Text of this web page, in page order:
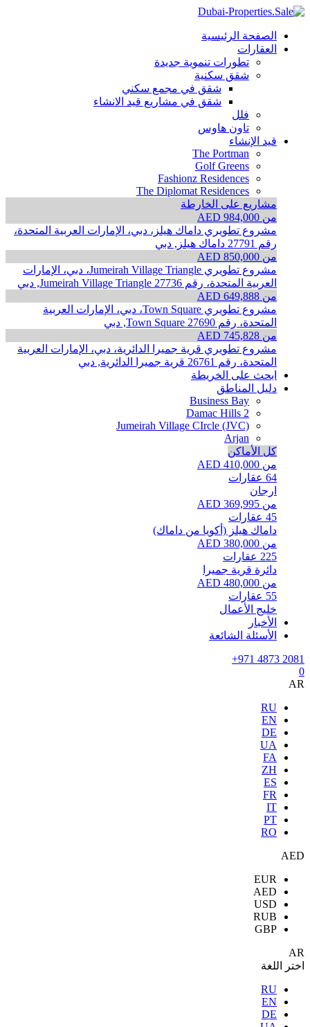
الصفحة الرئيسية
العقارات
تطورات تنموية جديدة
شقق سكنية
شقق في مجمع سكني
شقق في مشاريع قيد الانشاء
فلل
تاون هاوس
قيد الإنشاء
The Portman
Golf Greens
Fashionz Residences
The Diplomat Residences
مشاريع على الخارطة
من AED 984,000
مشروع تطويري داماك هيلز، دبي، الإمارات العربية المتحدة،
رقم 27791
داماك هيلز, دبي
من AED 850,000
مشروع تطويري Jumeirah Village Triangle، دبي، الإمارات
العربية المتحدة، رقم 27736
Jumeirah Village Triangle, دبي
من AED 649,888
مشروع تطويري Town Square، دبي، الإمارات العربية
المتحدة، رقم 27690
Town Square, دبي
من AED 745,828
مشروع تطويري قرية جميرا الدائرية، دبي، الإمارات العربية
المتحدة، رقم 26761
قرية جميرا الدائرية, دبي
ابحث على الخريطة
دليل المناطق
Business Bay
Damac Hills 2
Jumeirah Village CIrcle (JVC)
Arjan
كل الأماكن
من AED 410,000
64 عقارات
ارجان
من AED 369,995
45 عقارات
داماك هيلز (أكويا من داماك)
من AED 380,000
225 عقارات
دائرة قرية جميرا
من AED 480,000
55 عقارات
خليج الأعمال
الأخبار
الأسئلة الشائعة
+971 4873 2081
0
AR
RU
EN
DE
UA
FA
ZH
ES
FR
IT
PT
RO
AED
EUR
AED
USD
RUB
GBP
AR
اختر اللغة
RU
EN
DE